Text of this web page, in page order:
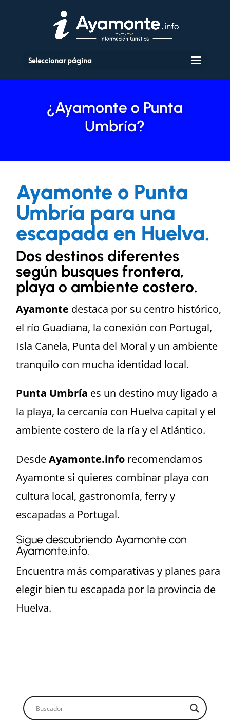
Seleccionar página
¿Ayamonte o Punta
Umbría?
Ayamonte o Punta
Umbría para una
escapada en Huelva.
Dos destinos diferentes
según busques frontera,
playa o ambiente costero.
Ayamonte destaca por su centro histórico,
el río Guadiana, la conexión con Portugal,
Isla Canela, Punta del Moral y un ambiente
tranquilo con mucha identidad local.
Punta Umbría es un destino muy ligado a
la playa, la cercanía con Huelva capital y el
ambiente costero de la ría y el Atlántico.
DesdeAyamonte.info recomendamos
Ayamonte si quieres combinar playa con
cultura local, gastronomía, ferry y
escapadas a Portugal.
Sigue descubriendo Ayamonte con
Ayamonte.info.
Encuentra más comparativas y planes para
elegir bien tu escapada por la provincia de
Huelva.